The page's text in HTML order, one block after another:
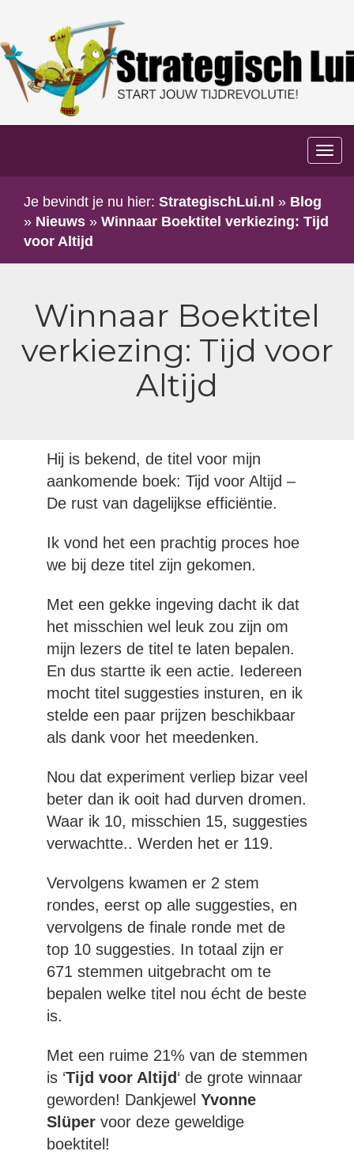
Je bevindt je nu hier: StrategischLui.nl » Blog
» Nieuws » Winnaar Boektitel verkiezing: Tijd
voor Altijd
Winnaar Boektitel
verkiezing: Tijd voor
Altijd
Hij is bekend, de titel voor mijn
aankomende boek: Tijd voor Altijd –
De rust van dagelijkse efficiëntie.
Ik vond het een prachtig proces hoe
we bij deze titel zijn gekomen.
Met een gekke ingeving dacht ik dat
het misschien wel leuk zou zijn om
mijn lezers de titel te laten bepalen.
En dus startte ik een actie. Iedereen
mocht titel suggesties insturen, en ik
stelde een paar prijzen beschikbaar
als dank voor het meedenken.
Nou dat experiment verliep bizar veel
beter dan ik ooit had durven dromen.
Waar ik 10, misschien 15, suggesties
verwachtte.. Werden het er 119.
Vervolgens kwamen er 2 stem
rondes, eerst op alle suggesties, en
vervolgens de finale ronde met de
top 10 suggesties. In totaal zijn er
671 stemmen uitgebracht om te
bepalen welke titel nou écht de beste
is.
Met een ruime 21% van de stemmen
is ‘Tijd voor Altijd‘ de grote winnaar
geworden! Dankjewel Yvonne
Slüper voor deze geweldige
boektitel!